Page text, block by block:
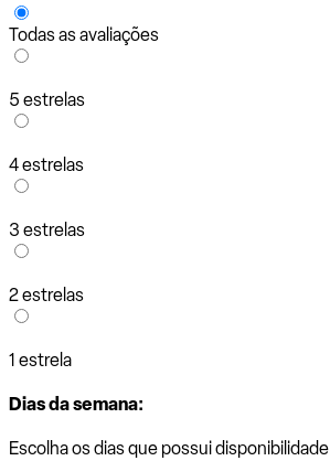
Todas as avaliações
5 estrelas
4 estrelas
3 estrelas
2 estrelas
1 estrela
Dias da semana:
Escolha os dias que possui disponibilidade